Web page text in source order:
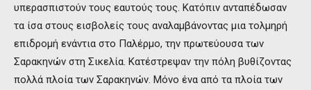
υπερασπιστούν τους εαυτούς τους. Κατόπιν ανταπέδωσαν
τα ίσα στους εισβολείς τους αναλαμβάνοντας μια τολμηρή
επιδρομή ενάντια στο Παλέρμο, την πρωτεύουσα των
Σαρακηνών στη Σικελία. Κατέστρεψαν την πόλη βυθίζοντας
πολλά πλοία των Σαρακηνών. Μόνο ένα από τα πλοία των